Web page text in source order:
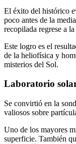
El éxito del histórico
poco antes de la
recopilada regrese a
Este logro es el
de la heliofísica y
misterios del Sol.
Laboratorio
Se convirtió en la
valiosos sobre
Uno de los mayores
superficie. También